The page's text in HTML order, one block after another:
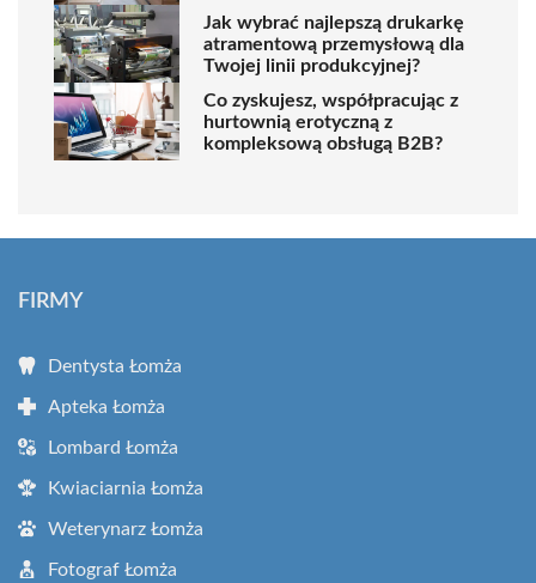
Jak wybrać najlepszą drukarkę
atramentową przemysłową dla
Twojej linii produkcyjnej?
Co zyskujesz, współpracując z
hurtownią erotyczną z
kompleksową obsługą B2B?
FIRMY
Dentysta Łomża
Apteka Łomża
Lombard Łomża
Kwiaciarnia Łomża
Weterynarz Łomża
Fotograf Łomża